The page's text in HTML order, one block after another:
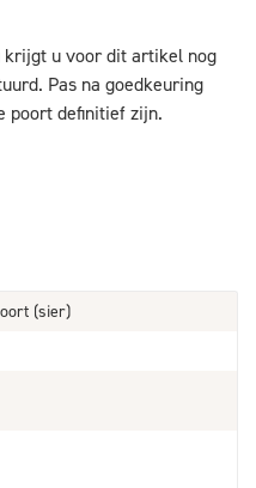
krijgt u voor dit artikel nog
Pas na goedkeuring
poort definitief zijn.
(sier)